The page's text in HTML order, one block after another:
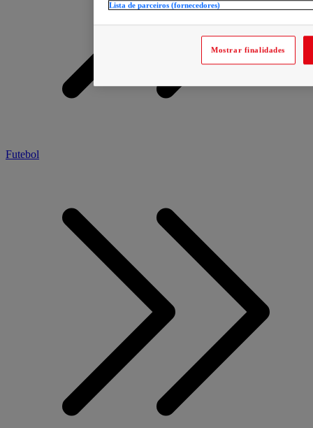
Futebol
Lista de parceiros (fornecedores)
Mostrar finalidades